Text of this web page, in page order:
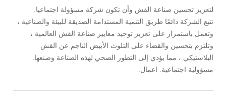
لتعزيز تحسين صناعة القش وأن تكون شركة مسؤولة اجتماعيا.
تتبع الشركة دائمًا طريق التنمية المستدامة الصديقة للبيئة والصناعية ،
وتعمل باستمرار على تعزيز توحيد معايير صناعة القش العالمية ،
وتلتزم بتحسين والقضاء على التلوث الأبيض الناجم عن القش
البلاستيكي ، مما يؤدي إلى التطور الصحي لهذه الصناعة وصنعها.
مسؤولية اجتماعية. اعمال.